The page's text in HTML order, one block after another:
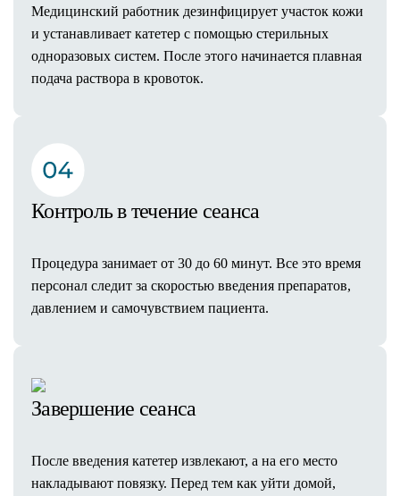
Санкт-Петербург
Средний проспект ВО, 2В
Пн-Вc: с 08:00 до 21.00
Медицинский работник дезинфицирует участок кожи
и устанавливает катетер с помощью стерильных
одноразовых систем. После этого начинается плавная
подача раствора в кровоток.
Контроль в течение сеанса
Процедура занимает от 30 до 60 минут. Все это время
персонал следит за скоростью введения препаратов,
давлением и самочувствием пациента.
Завершение сеанса
После введения катетер извлекают, а на его место
накладывают повязку. Перед тем как уйти домой,